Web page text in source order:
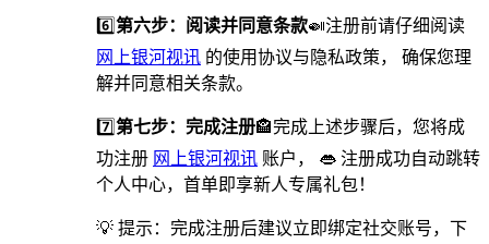
6️⃣第六步：阅读并同意条款🍛注册前请仔细阅读
网上银河视讯 的使用协议与隐私政策， 确保您理
解并同意相关条款。
7️⃣第七步：完成注册🏤完成上述步骤后，您将成
功注册 网上银河视讯 账户， 👄 注册成功自动跳转
个人中心，首单即享新人专属礼包！
💡 提示：完成注册后建议立即绑定社交账号，下